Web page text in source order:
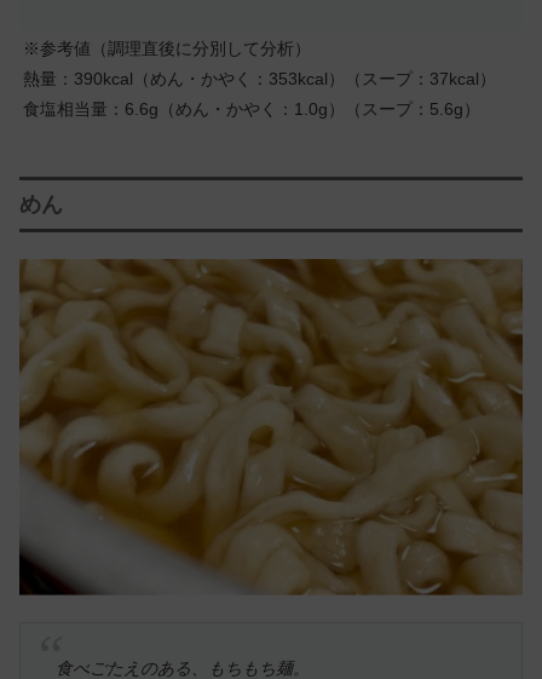
※参考値（調理直後に分別して分析）
熱量：390kcal（めん・かやく：353kcal）（スープ：37kcal）
食塩相当量：6.6g（めん・かやく：1.0g）（スープ：5.6g）
めん
食べごたえのある、もちもち麺。